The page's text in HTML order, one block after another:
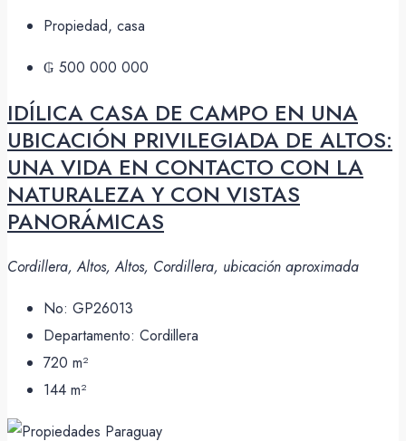
Propiedad, casa
₲ 500 000 000
IDÍLICA CASA DE CAMPO EN UNA
UBICACIÓN PRIVILEGIADA DE ALTOS:
UNA VIDA EN CONTACTO CON LA
NATURALEZA Y CON VISTAS
PANORÁMICAS
Cordillera, Altos, Altos, Cordillera, ubicación aproximada
No: GP26013
Departamento: Cordillera
720 m²
144 m²